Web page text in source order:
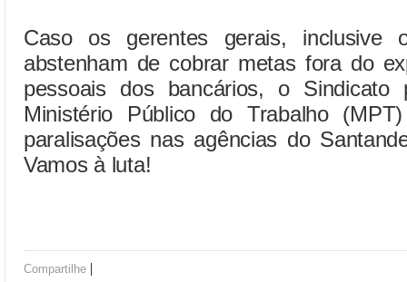
Caso os gerentes gerais, inclusive
abstenham de cobrar metas fora do
pessoais dos bancários, o Sindicato
Ministério Público do Trabalho
paralisações nas agências do
Vamos à luta!
Compartilhe |